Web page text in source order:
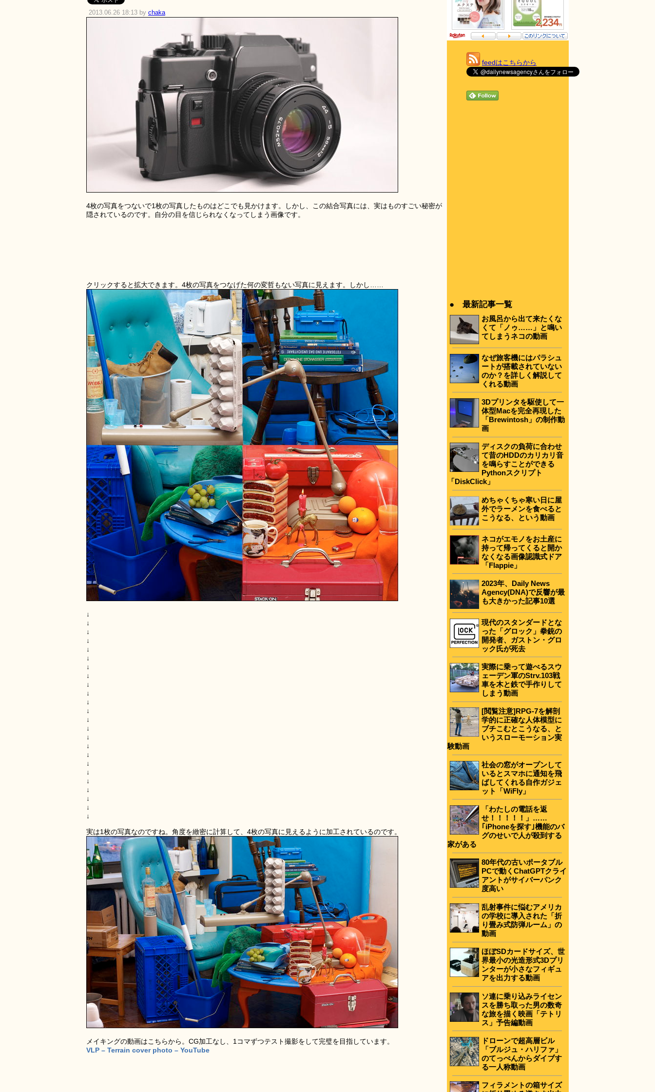
2013.06.26 18:13 by chaka
4枚の写真をつないで1枚の写真したものはどこでも見かけます。しかし、この結合写真には、実はものすごい秘密が
隠されているのです。自分の目を信じられなくなってしまう画像です。
クリックすると拡大できます。4枚の写真をつなげた何の変哲もない写真に見えます。しかし……
↓
↓
↓
↓
↓
↓
↓
↓
↓
↓
↓
↓
↓
↓
↓
↓
↓
↓
↓
↓
↓
↓
↓
↓
実は1枚の写真なのですね。角度を緻密に計算して、4枚の写真に見えるように加工されているのです。
メイキングの動画はこちらから。CG加工なし、1コマずつテスト撮影をして完璧を目指しています。
VLP – Terrain cover photo – YouTube
feedはこちらから
● 最新記事一覧
お風呂から出て来たくな
くて「ノゥ……」と鳴い
てしまうネコの動画
なぜ旅客機にはパラシュ
ートが搭載されていない
のか？を詳しく解説して
くれる動画
3Dプリンタを駆使して一
体型Macを完全再現した
「Brewintosh」の制作動
画
ディスクの負荷に合わせ
て昔のHDDのカリカリ音
を鳴らすことができる
Pythonスクリプト
「DiskClick」
めちゃくちゃ寒い日に屋
外でラーメンを食べると
こうなる、という動画
ネコがエモノをお土産に
持って帰ってくると開か
なくなる画像認識式ドア
「Flappie」
2023年、Daily News
Agency(DNA)で反響が最
も大きかった記事10選
現代のスタンダードとな
った「グロック」拳銃の
開発者、ガストン・グロ
ック氏が死去
実際に乗って遊べるスウ
ェーデン軍のStrv.103戦
車を木と鉄で手作りして
しまう動画
[閲覧注意]RPG-7を解剖
学的に正確な人体模型に
ブチこむとこうなる、と
いうスローモーション実
験動画
社会の窓がオープンして
いるとスマホに通知を飛
ばしてくれる自作ガジェ
ット「WiFly」
「わたしの電話を返
せ！！！！！」……
｢iPhoneを探す｣機能のバ
グのせいで人が殺到する
家がある
80年代の古いポータブル
PCで動くChatGPTクライ
アントがサイバーパンク
度高い
乱射事件に悩むアメリカ
の学校に導入された「折
り畳み式防弾ルーム」の
動画
ほぼSDカードサイズ、世
界最小の光造形式3Dプリ
ンターが小さなフィギュ
アを出力する動画
ソ連に乗り込みライセン
スを勝ち取った男の数奇
な旅を描く映画「テトリ
ス」予告編動画
ドローンで超高層ビル
「ブルジュ・ハリファ」
のてっぺんからダイブす
る一人称動画
フィラメントの箱サイズ